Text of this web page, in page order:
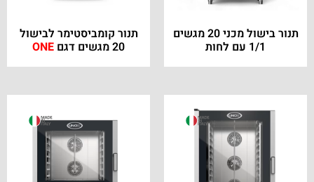
תנור בישול מכני 20 מגשים
1/1 עם לחות
תנור קומביסטימר לבישול
20 מגשים דגם ONE